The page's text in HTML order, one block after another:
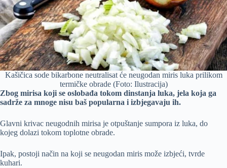
Kašičica sode bikarbone neutralisat će neugodan miris luka prilikom
termičke obrade (Foto: Ilustracija)
Zbog mirisa koji se oslobađa tokom dinstanja luka, jela koja ga
sadrže za mnoge nisu baš popularna i izbjegavaju ih.
Glavni krivac neugodnih mirisa je otpuštanje sumpora iz luka, do
kojeg dolazi tokom toplotne obrade.
Ipak, postoji način na koji se neugodan miris može izbjeći, tvrde
kuhari.